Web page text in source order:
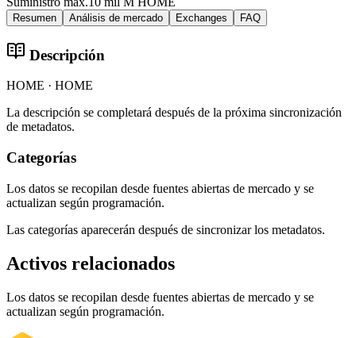
Resumen Análisis de mercado Exchanges FAQ
Descripción
HOME · HOME
La descripción se completará después de la próxima sincronización
de metadatos.
Categorías
Los datos se recopilan desde fuentes abiertas de mercado y se
actualizan según programación.
Las categorías aparecerán después de sincronizar los metadatos.
Activos relacionados
Los datos se recopilan desde fuentes abiertas de mercado y se
actualizan según programación.